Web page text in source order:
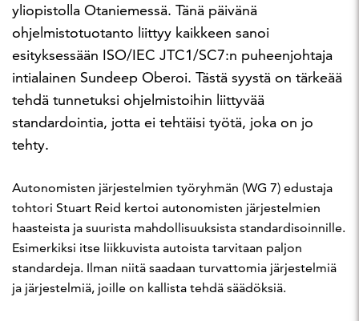
yliopistolla Otaniemessä. Tänä päivänä
ohjelmistotuotanto liittyy kaikkeen sanoi
esityksessään ISO/IEC JTC1/SC7:n puheenjohtaja
intialainen Sundeep Oberoi. Tästä syystä on tärkeää
tehdä tunnetuksi ohjelmistoihin liittyvää
standardointia, jotta ei tehtäisi työtä, joka on jo
tehty.
Autonomisten järjestelmien työryhmän (WG 7) edustaja
tohtori Stuart Reid kertoi autonomisten järjestelmien
haasteista ja suurista mahdollisuuksista standardisoinnille.
Esimerkiksi itse liikkuvista autoista tarvitaan paljon
standardeja. Ilman niitä saadaan turvattomia järjestelmiä
ja järjestelmiä, joille on kallista tehdä säädöksiä.